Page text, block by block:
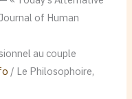
of Human
au couple
/ Le Philosophoire,